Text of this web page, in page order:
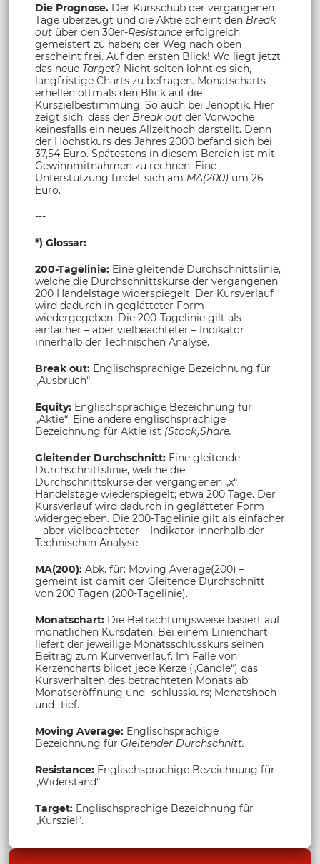
Die Prognose. Der Kursschub der vergangenen
Tage überzeugt und die Aktie scheint den Break
out über den 30er-Resistance erfolgreich
gemeistert zu haben; der Weg nach oben
erscheint frei. Auf den ersten Blick! Wo liegt jetzt
das neue Target? Nicht selten lohnt es sich,
langfristige Charts zu befragen. Monatscharts
erhellen oftmals den Blick auf die
Kurszielbestimmung. So auch bei Jenoptik. Hier
zeigt sich, dass der Break out der Vorwoche
keinesfalls ein neues Allzeithoch darstellt. Denn
der Höchstkurs des Jahres 2000 befand sich bei
37,54 Euro. Spätestens in diesem Bereich ist mit
Gewinnmitnahmen zu rechnen. Eine
Unterstützung findet sich am MA(200) um 26
Euro.
---
*) Glossar:
200-Tagelinie: Eine gleitende Durchschnittslinie,
welche die Durchschnittskurse der vergangenen
200 Handelstage widerspiegelt. Der Kursverlauf
wird dadurch in geglätteter Form
wiedergegeben. Die 200-Tagelinie gilt als
einfacher – aber vielbeachteter – Indikator
innerhalb der Technischen Analyse.
Break out: Englischsprachige Bezeichnung für
„Ausbruch“.
Equity: Englischsprachige Bezeichnung für
„Aktie“. Eine andere englischsprachige
Bezeichnung für Aktie ist (Stock)Share.
Gleitender Durchschnitt: Eine gleitende
Durchschnittslinie, welche die
Durchschnittskurse der vergangenen „x“
Handelstage wiederspiegelt; etwa 200 Tage. Der
Kursverlauf wird dadurch in geglätteter Form
widergegeben. Die 200-Tagelinie gilt als einfacher
– aber vielbeachteter – Indikator innerhalb der
Technischen Analyse.
MA(200): Abk. für: Moving Average(200) –
gemeint ist damit der Gleitende Durchschnitt
von 200 Tagen (200-Tagelinie).
Monatschart: Die Betrachtungsweise basiert auf
monatlichen Kursdaten. Bei einem Linienchart
liefert der jeweilige Monatsschlusskurs seinen
Beitrag zum Kurvenverlauf. Im Falle von
Kerzencharts bildet jede Kerze („Candle“) das
Kursverhalten des betrachteten Monats ab:
Monatseröffnung und -schlusskurs; Monatshoch
und -tief.
Moving Average: Englischsprachige
Bezeichnung für Gleitender Durchschnitt.
Resistance: Englischsprachige Bezeichnung für
„Widerstand“.
Target: Englischsprachige Bezeichnung für
„Kursziel“.